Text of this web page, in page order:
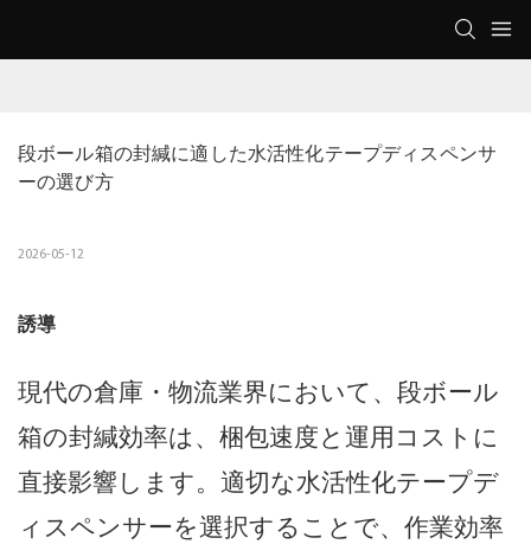
段ボール箱の封緘に適した水活性化テープディスペンサ
ーの選び方
2026-05-12
誘導
現代の倉庫・物流業界において、段ボール
箱の封緘効率は、梱包速度と運用コストに
直接影響します。適切な水活性化テープデ
ィスペンサーを選択することで、作業効率